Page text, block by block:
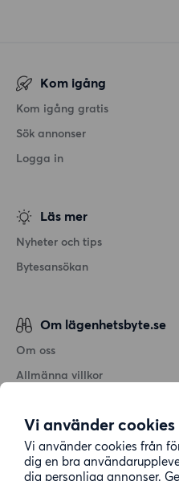
Vi använder cookies
Vi använder cookies från
dig en bra
dig personliga annonser.
Kom igång
Kom igång gratis
Sök annonser
Logga in
Läs mer
Nyheter och tips
Bytesansökan
Om lägenhetsbyte.se
Om oss
Allmänna villkor
Cookiepolicy
Sitemap